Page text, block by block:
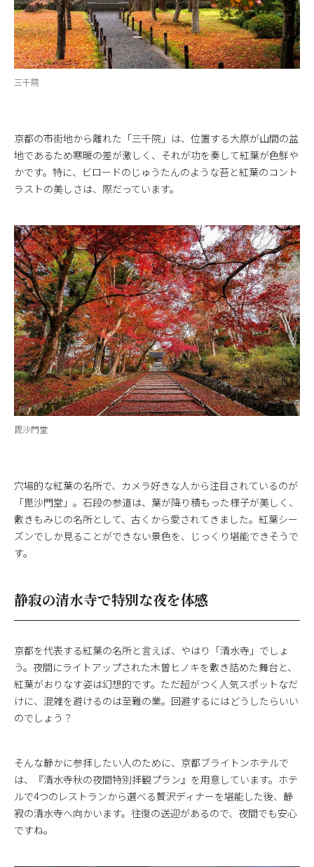
三千院
京都の市街地から離れた「三千院」は、位置する大原が山間の盆
地であるため寒暖の差が激しく、それが功を奏して紅葉が色鮮や
かです。特に、ビロードのじゅうたんのような苔と紅葉のコント
ラストの美しさは、際だっています。
毘沙門堂
穴場的な紅葉の名所で、カメラ好きな人から注目されているのが
「毘沙門堂」。石段の参道は、葉が降り積もった様子が美しく、
敷きもみじの名所として、古くから愛されてきました。紅葉シー
ズンでしか見ることができない景色を、じっくり堪能できそうで
す。
静寂の清水寺で特別な夜を体感
京都を代表する紅葉の名所と言えば、やはり「清水寺」でしょ
う。夜間にライトアップされた木曽ヒノキを敷き詰めた舞台と、
紅葉がおりなす姿は幻想的です。ただ超がつく人気スポットなだ
けに、混雑を避けるのは至難の業。回避するにはどうしたらいい
のでしょう？
そんな静かに参拝したい人のために、京都ブライトンホテルで
は、『清水寺秋の夜間特別拝観プラン』を用意しています。ホテ
ルで4つのレストランから選べる贅沢ディナーを堪能した後、静
寂の清水寺へ向かいます。往復の送迎があるので、夜間でも安心
ですね。